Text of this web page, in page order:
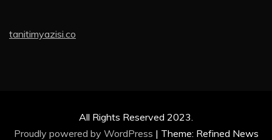
tanitimyazisi.co
All Rights Reserved 2023.
Proudly powered by WordPress | Theme: Refined News